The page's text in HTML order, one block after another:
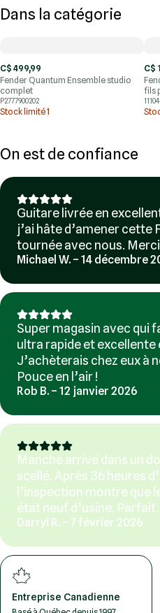
Dans la catégorie
C$ 499,99
Fender Quantum Ensemble studio
complet
P2777900202
Stock limité1
C$
fils
On est de confiance
Guitare livrée en
j’ai hâte d’amener
tournée avec nous. Merci
Michael W. – 14 décembre
Super magasin avec qui
ultra rapide et
J’achèterais chez eux à
Pouce en l’air !
Rob B. – 12 janvier 2026
Manche arrivé dans un
scellé. Après 36 heures
l’inspection montre que
état neuf d’usine. Parfait.
Darryl R. – 7 février 2026
Entreprise Canadienne